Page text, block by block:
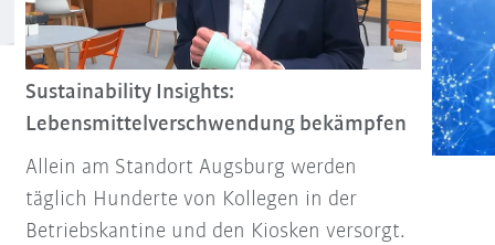
Sustainability Insights:
Lebensmittelverschwendung bekämpfen
Allein am Standort Augsburg werden
täglich Hunderte von Kollegen in der
Betriebskantine und den Kiosken versorgt.